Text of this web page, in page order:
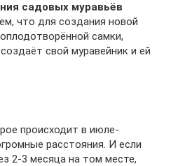
садовых муравьёв
что для создания новой
самки,
свой муравейник и ей
происходит в июле-
расстояния. И если
2-3 месяца на том месте,